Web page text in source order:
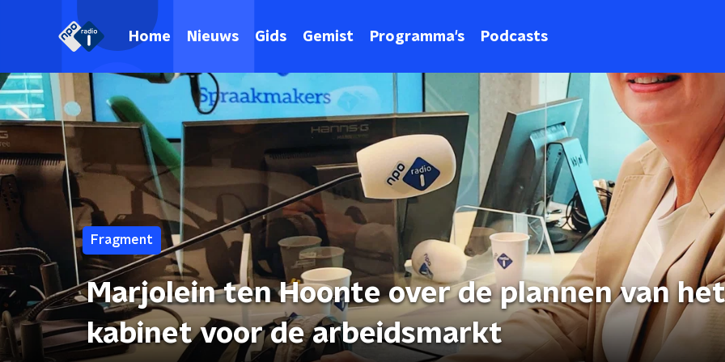
Home Nieuws Gids Gemist Programma's Podcasts
Fragment
Marjolein ten Hoonte over de plannen van het
kabinet voor de arbeidsmarkt